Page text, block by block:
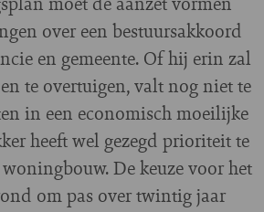
over een bestuursakkoord
en gemeente. Of hij erin zal
te overtuigen, valt nog niet te
in een economisch moeilijke
heeft wel gezegd prioriteit te
De keuze voor het
om pas over twintig jaar